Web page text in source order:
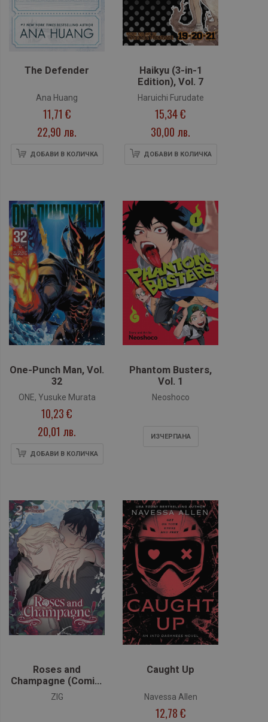
The Defender
Ana Huang
11,71 €
22,90 лв.
ДОБАВИ В КОЛИЧКА
Haikyu (3-in-1
Edition), Vol. 7
Haruichi Furudate
15,34 €
30,00 лв.
ДОБАВИ В КОЛИЧКА
One-Punch Man, Vol.
32
ONE, Yusuke Murata
10,23 €
20,01 лв.
ДОБАВИ В КОЛИЧКА
Phantom Busters,
Vol. 1
Neoshoco
ИЗЧЕРПАНA
Roses and
Champagne (Comic)
Vol. 2
ZIG
Caught Up
Navessa Allen
12,78 €